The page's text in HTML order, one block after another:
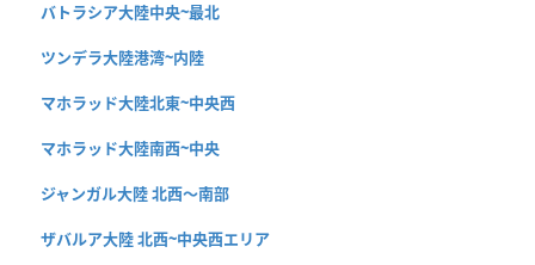
バトラシア大陸中央~最北
ツンデラ大陸港湾~内陸
マホラッド大陸北東~中央西
マホラッド大陸南西~中央
ジャンガル大陸 北西〜南部
ザバルア大陸 北西~中央西エリア